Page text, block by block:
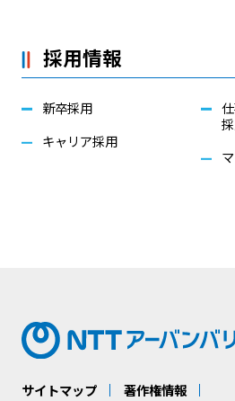
採用情報
新卒採用
キャリア採用
採
サイトマップ 著作権情報